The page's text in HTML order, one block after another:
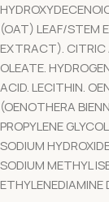
(OAT) LEAF/STEM
EXTRACT). CITRIC
OLEATE.
ACID. LECITHIN.
(OENOTHERA
PROPYLENE
SODIUM
SODIUM METHYL